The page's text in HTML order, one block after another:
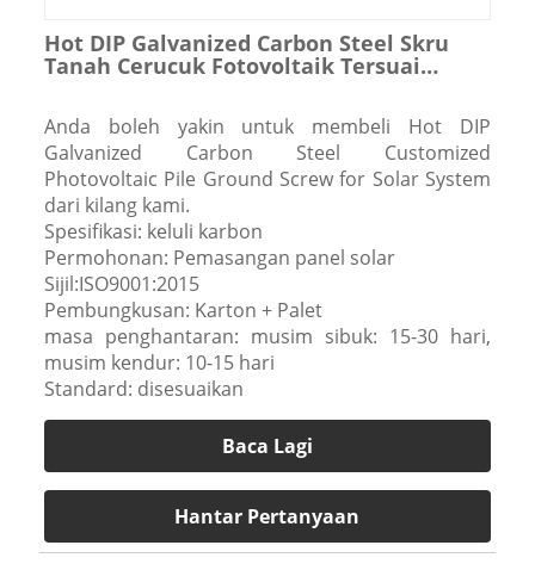
Hot DIP Galvanized Carbon Steel Skru
Tanah Cerucuk Fotovoltaik Tersuai
Anda boleh yakin untuk membeli Hot DIP
Galvanized Carbon Steel Customized
Photovoltaic Pile Ground Screw for Solar System
dari kilang kami.
Spesifikasi: keluli karbon
Permohonan: Pemasangan panel solar
Sijil:ISO9001:2015
Pembungkusan: Karton + Palet
masa penghantaran: musim sibuk: 15-30 hari,
musim kendur: 10-15 hari
Standard: disesuaikan
Baca Lagi
Hantar Pertanyaan